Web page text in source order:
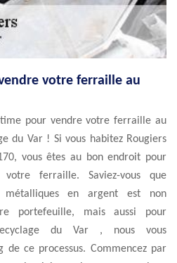
votre ferraille au
pour vendre votre ferraille au
du Var ! Si vous habitez Rougiers
vous êtes au bon endroit pour
ferraille. Saviez-vous que
métalliques en argent est non
portefeuille, mais aussi pour
du Var , nous vous
de ce processus. Commencez par